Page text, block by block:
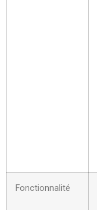
Fonctionnalité